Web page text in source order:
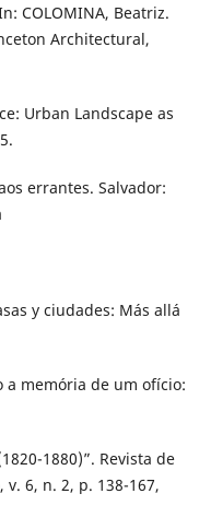
COLOMINA, Beatriz.
Architectural,
Urban Landscape as
errantes. Salvador:
y ciudades: Más allá
a memória de um ofício:
1880)”. Revista de
v. 6, n. 2, p. 138-167,